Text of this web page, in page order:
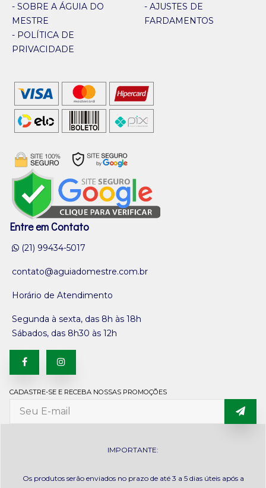
- SOBRE A ÁGUIA DO
MESTRE
- POLÍTICA DE
PRIVACIDADE
- AJUSTES DE
FARDAMENTOS
Entre em Contato
(21) 99434-5017
contato@aguiadomestre.com.br
Horário de Atendimento
Segunda à sexta, das 8h às 18h
Sábados, das 8h30 às 12h
CADASTRE-SE E RECEBA NOSSAS PROMOÇÕES
IMPORTANTE:
Os produtos serão enviados no prazo de até 3 a 5 dias úteis após a